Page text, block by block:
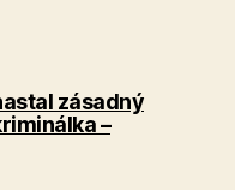
zásadný
–